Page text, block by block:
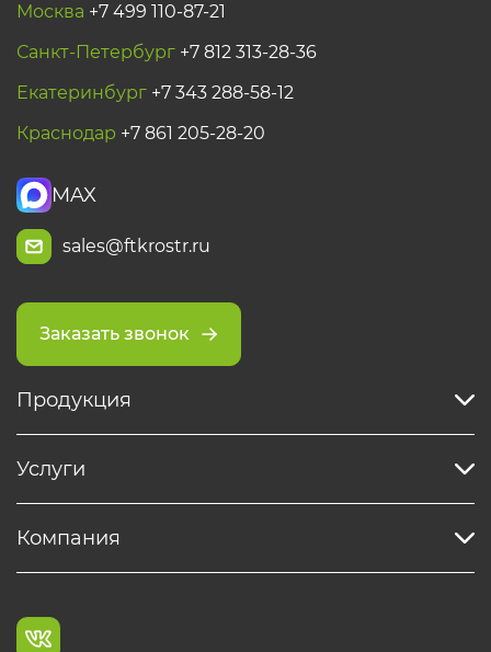
Москва +7 499 110-87-21
Санкт-Петербург +7 812 313-28-36
Екатеринбург +7 343 288-58-12
Краснодар +7 861 205-28-20
MAX
sales@ftkrostr.ru
Заказать звонок
Продукция
Услуги
Компания